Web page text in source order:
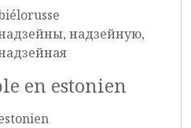
надзейную,
en estonien